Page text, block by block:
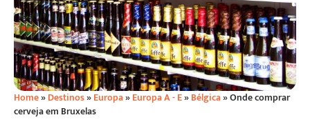
Home»Destinos»Europa»Europa A - E»Bélgica»Onde comprar
cerveja em Bruxelas